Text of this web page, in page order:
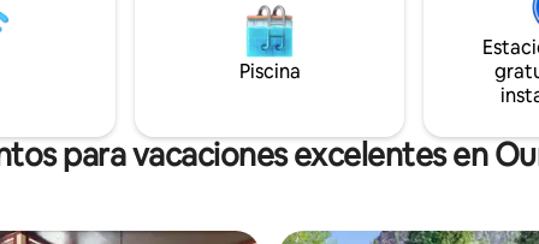
Piscina
para vacaciones excelentes en